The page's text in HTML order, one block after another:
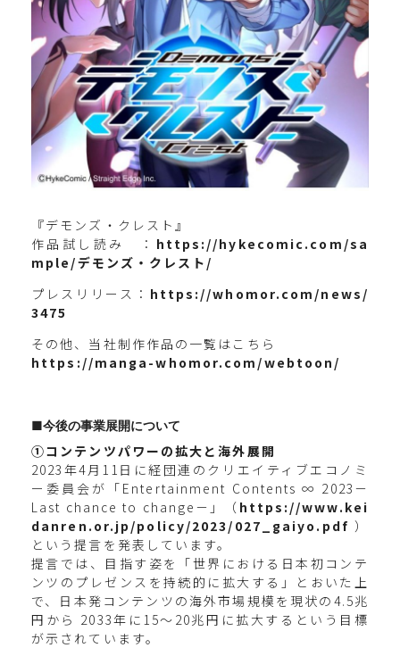
『デモンズ・クレスト』
作品試し読み ： https://hykecomic.com/sa
mple/デモンズ・クレスト/
プレスリリース： https://whomor.com/news/
3475
その他、当社制作作品の一覧はこちら
https://manga-whomor.com/webtoon/
■今後の事業展開について
①コンテンツパワーの拡大と海外展開
2023年4月11日に経団連のクリエイティブエコノミ
ー委員会が「Entertainment Contents ∞ 2023－
Last chance to change－」（ https://www.kei
danren.or.jp/policy/2023/027_gaiyo.pdf ）
という提言を発表しています。
提言では、目指す姿を「世界における日本初コンテ
ンツのプレゼンスを持続的に拡大する」とおいた上
で、日本発コンテンツの海外市場規模を現状の4.5兆
円から 2033年に15〜20兆円に拡大するという目標
が示されています。